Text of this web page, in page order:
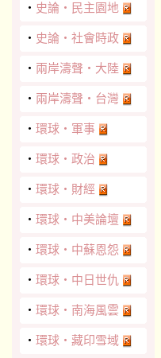
‧ 史論‧民主園地
‧ 史論‧社會時政
‧ 兩岸濤聲‧大陸
‧ 兩岸濤聲‧台灣
‧ 環球‧軍事
‧ 環球‧政治
‧ 環球‧財經
‧ 環球‧中美論壇
‧ 環球‧中蘇恩怨
‧ 環球‧中日世仇
‧ 環球‧南海風雲
‧ 環球‧藏印雪域